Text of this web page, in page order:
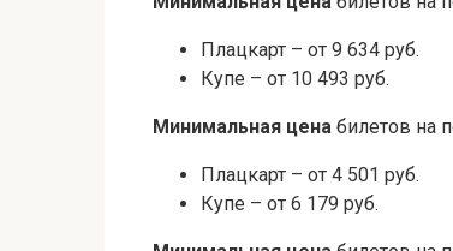
Плацкарт – от 9 634 руб.
Купе – от 10 493 руб.
Минимальная цена билетов на
Плацкарт – от 4 501 руб.
Купе – от 6 179 руб.